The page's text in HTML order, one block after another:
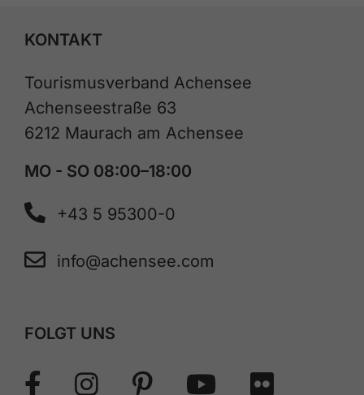
KONTAKT
Tourismusverband Achensee
Achenseestraße 63
6212 Maurach am Achensee
MO - SO 08:00–18:00
+43 5 95300-0
info@achensee.com
FOLGT UNS